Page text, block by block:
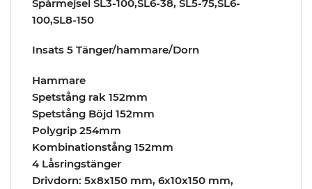
Spårmejsel SL3-100,SL6-38, SL5-75,SL6-
100,SL8-150
Insats 5 Tänger/hammare/Dorn
Hammare
Spetstång rak 152mm
Spetstång Böjd 152mm
Polygrip 254mm
Kombinationstång 152mm
4 Låsringstänger
Drivdorn: 5x8x150 mm, 6x10x150 mm,